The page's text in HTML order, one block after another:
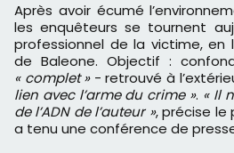
Après avoir écumé
les enquêteurs se tournent
professionnel de la victime, en
de Baleone. Objectif :
« complet »- retrouvé à
lien avec l’arme du crime ». « Il
de l’ADN de l’auteur », précise le
a tenu une conférence de